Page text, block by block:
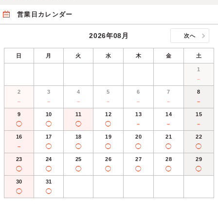
営業日カレンダー
2026年08月 次へ
日 月 火 水 木 金 土
1
－
2
－
3
－
4
－
5
－
6
－
7
－
8
－
9
◯
10
◯
11
◯
12
◯
13
－
14
－
15
－
16
－
17
◯
18
◯
19
◯
20
◯
21
◯
22
◯
23
◯
24
◯
25
◯
26
◯
27
◯
28
◯
29
◯
30
◯
31
◯